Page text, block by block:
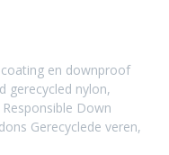
en downproof
gerecycled nylon,
Down
Gerecyclede veren,